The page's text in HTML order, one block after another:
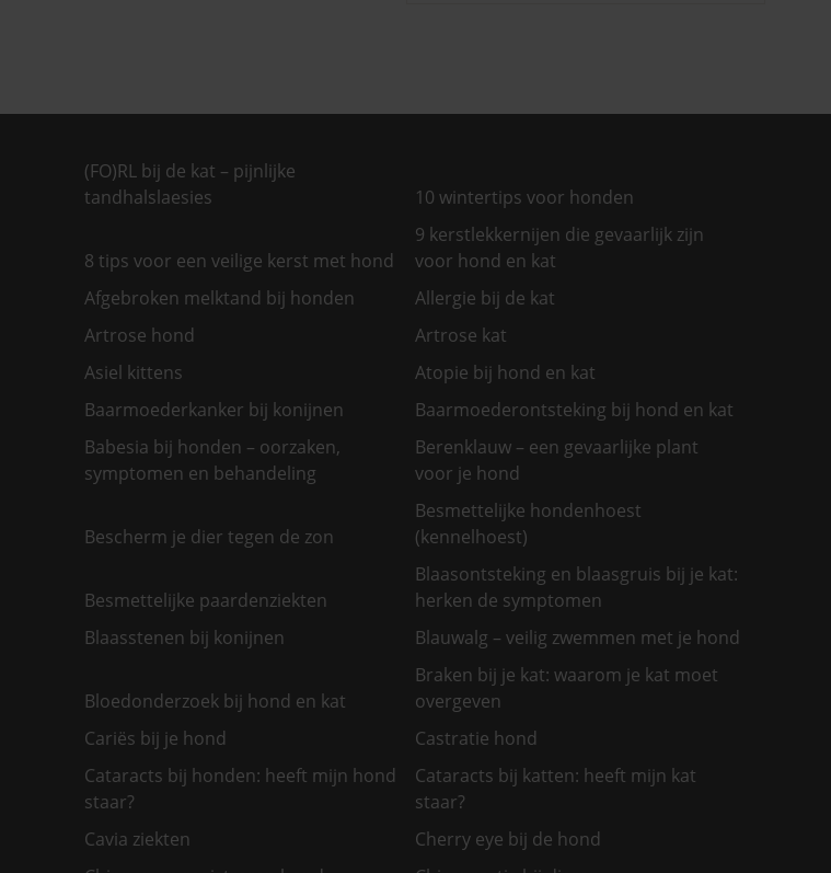
(FO)RL bij de kat – pijnlijke
tandhalslaesies
10 wintertips voor honden
8 tips voor een veilige kerst met hond
9 kerstlekkernijen die gevaarlijk zijn
voor hond en kat
Afgebroken melktand bij honden
Allergie bij de kat
Artrose hond
Artrose kat
Asiel kittens
Atopie bij hond en kat
Baarmoederkanker bij konijnen
Baarmoederontsteking bij hond en kat
Babesia bij honden – oorzaken,
symptomen en behandeling
Berenklauw – een gevaarlijke plant
voor je hond
Bescherm je dier tegen de zon
Besmettelijke hondenhoest
(kennelhoest)
Besmettelijke paardenziekten
Blaasontsteking en blaasgruis bij je kat:
herken de symptomen
Blaasstenen bij konijnen
Blauwalg – veilig zwemmen met je hond
Bloedonderzoek bij hond en kat
Braken bij je kat: waarom je kat moet
overgeven
Cariës bij je hond
Castratie hond
Cataracts bij honden: heeft mijn hond
staar?
Cataracts bij katten: heeft mijn kat
staar?
Cavia ziekten
Cherry eye bij de hond